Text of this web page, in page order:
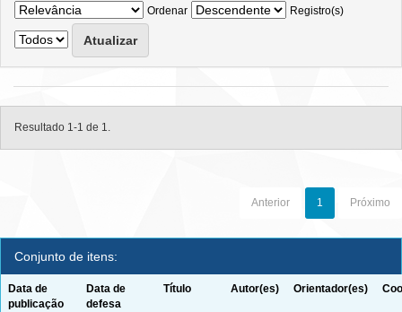
Ordenar
Registro(s)
Resultado 1-1 de 1.
Anterior 1 Próximo
Conjunto de itens:
Data de
publicação
Data de
defesa
Título Autor(es) Orientador(es)